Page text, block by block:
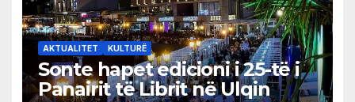
AKTUALITET KULTURË
Sonte hapet edicioni i 25-të i
Panairit të Librit në Ulqin